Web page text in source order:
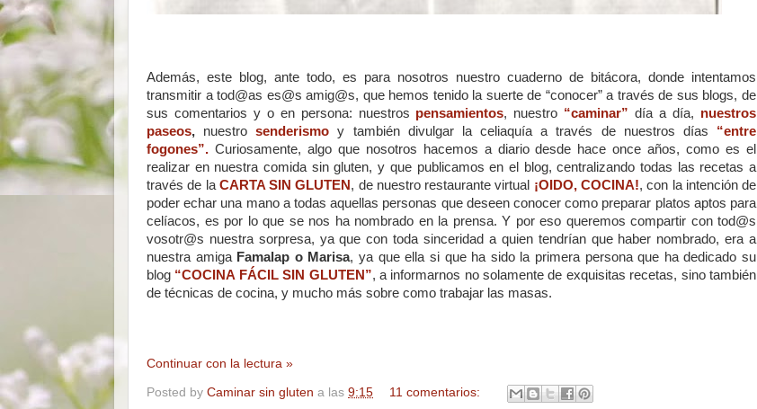
Además, este blog, ante todo, es para nosotros nuestro cuaderno de bitácora, donde intentamos
transmitir a tod@as es@s amig@s, que hemos tenido la suerte de “conocer” a través de sus blogs, de
sus comentarios y o en persona: nuestros pensamientos, nuestro “caminar” día a día, nuestros
paseos, nuestrosenderismo y también divulgar la celiaquía a través de nuestros días “entre
fogones”. Curiosamente, algo que nosotros hacemos a diario desde hace once años, como es el
realizar en nuestra comida sin gluten, y que publicamos en el blog, centralizando todas las recetas a
través de la CARTA SIN GLUTEN , de nuestro restaurante virtual ¡OIDO, COCINA!, con la intención de
poder echar una mano a todas aquellas personas que deseen conocer como preparar platos aptos para
celíacos, es por lo que se nos ha nombrado en la prensa. Y por eso queremos compartir con tod@s
vosotr@s nuestra sorpresa, ya que con toda sinceridad a quien tendrían que haber nombrado, era a
nuestra amiga Famalap o Marisa, ya que ella si que ha sido la primera persona que ha dedicado su
blog “COCINA FÁCIL SIN GLUTEN”, a informarnos no solamente de exquisitas recetas, sino también
de técnicas de cocina, y mucho más sobre como trabajar las masas.
Continuar con la lectura »
Posted by Caminar sin gluten a las 9:15
11 comentarios: